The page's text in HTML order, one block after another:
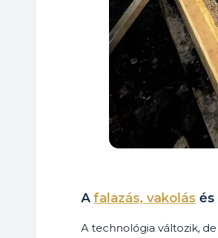
Afalazás, vakolás és
A technológia változik,